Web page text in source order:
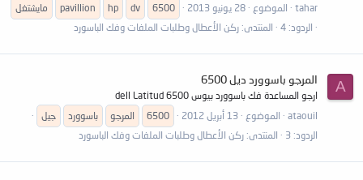
tahar
الموضوع 28 يونيو 2013 6500
dv
hp
pavillion
مايشتغل
الردود: 4
المنتدى: ركن الأعطال وطلبات الملفات وفك الباسورد
A المرجو باسوورد ديل 6500
ارجو المساعدة فك باسوورد بيوس dell Latitud 6500
ataouil
الموضوع 13 أبريل 2012 6500 المرجو باسوورد
جيل
الردود: 3
المنتدى: ركن الأعطال وطلبات الملفات وفك الباسورد